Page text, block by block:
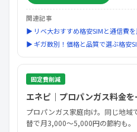
関連記事
▶ リベ大おすすめ格安SIMと通信費
▶ ギガ数別！価格と品質で選ぶ格安
固定費削減
エネピ｜プロパンガス料金
プロパンガス家庭向け。同じ地域
替で月3,000〜5,000円の節約も。